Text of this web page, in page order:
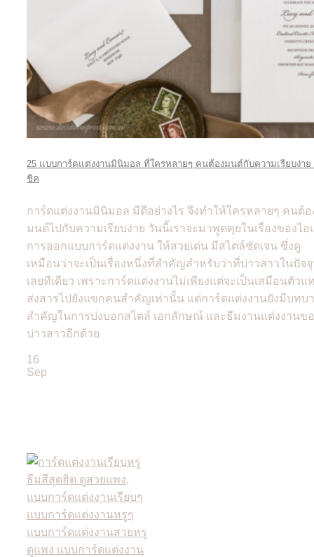
25 แบบการ์ดแต่งงานมินิมอล ที่ใครหลายๆ คนต้องมนต์กับความเรียบง่าย
ชิค
การ์ดแต่งงานมินิมอล มีดีอย่างไร จึงทำให้ใครหลายๆ คนต้อ
มนต์ไปกับความเรียบง่าย วันนี้เราจะมาพูดคุยในเรื่องของไอ
การออกแบบการ์ดแต่งงาน ให้สวยเด่น มีสไตล์ชัดเจน ซึ่งดู
เหมือนว่าจะเป็นเรื่องหนึ่งที่สำคัญสำหรับว่าที่บ่าวสาวในปัจ
เลยทีเดียว เพราะการ์ดแต่งงานไม่เพียงแต่จะเป็นเสมือนตัวแ
ส่งสารไปยังแขกคนสำคัญเท่านั้น แต่การ์ดแต่งงานยังมีบทบ
สำคัญในการบ่งบอกสไตล์ เอกลักษณ์ และธีมงานแต่งงานข
บ่าวสาวอีกด้วย
16
Sep